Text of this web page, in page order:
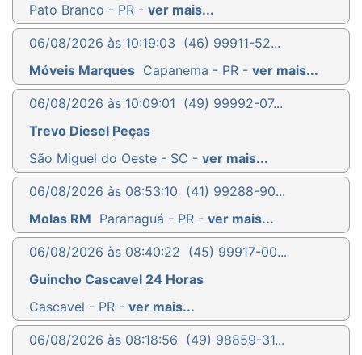
Pato Branco - PR - ver mais...
06/08/2026 às 10:19:03 (46) 99911-52...
Móveis Marques Capanema - PR - ver mais...
06/08/2026 às 10:09:01 (49) 99992-07...
Trevo Diesel Peças
São Miguel do Oeste - SC - ver mais...
06/08/2026 às 08:53:10 (41) 99288-90...
Molas RM Paranaguá - PR - ver mais...
06/08/2026 às 08:40:22 (45) 99917-00...
Guincho Cascavel 24 Horas
Cascavel - PR - ver mais...
06/08/2026 às 08:18:56 (49) 98859-31...